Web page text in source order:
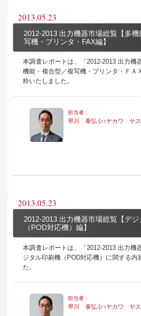
2013.05.23
2012-2013 出力機器市場総覧【多
写機・プリンタ・FAX編】
本調査レポートは、「2012-2013 出力機
機能・複合型／複写機・プリンタ・ＦＡ
粋いたしました。
早川 泰弘 (ハヤカワ ヤス
2013.05.23
2012-2013 出力機器市場総覧【デ
（POD対応機）編】
本調査レポートは、「2012-2013 出力機
ジタル印刷機（POD対応機）に関する内
た。
早川 泰弘 (ハヤカワ ヤス